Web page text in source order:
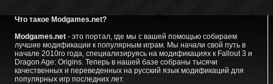
Что такое Modgames.net?
Modgames.net- это портал, где мы с вашей помощью собираем
лучшие модификации к популярным играм. Мы начали свой путь в
начале 2010го года, специализируясь на модификациях к Fallout 3 и
Dragon Age: Origins. Теперь в нашей базе собраны тысячи
качественных и переведенных на русский язык модификаций для
популярных игр последних лет.